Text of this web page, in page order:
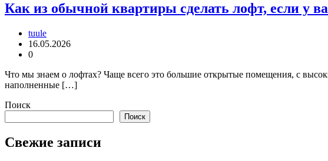
Как из обычной квартиры сделать лофт, если у
tuule
16.05.2026
0
Что мы знаем о лофтах? Чаще всего это большие открытые помещения, с
наполненные […]
Поиск
Поиск
Свежие записи